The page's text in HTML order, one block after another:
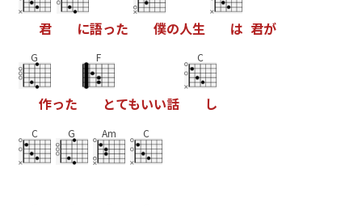
君 に語った 僕の人生 は 君が
G
作った
F
とてもいい話
C
し
C G Am C